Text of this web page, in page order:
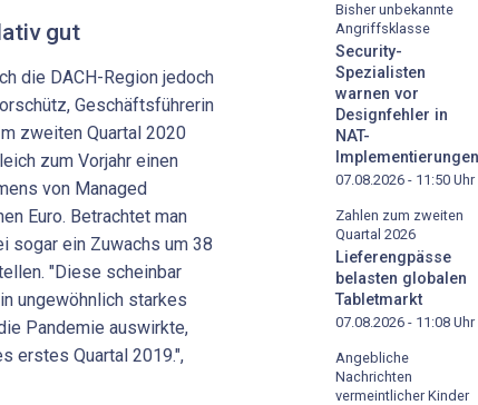
gut
die DACH-Region jedoch
Geschäftsführerin
zweiten Quartal 2020
zum Vorjahr einen
von Managed
Euro. Betrachtet man
sogar ein Zuwachs um 38
"Diese scheinbar
ungewöhnlich starkes
Pandemie auswirkte,
erstes Quartal 2019.",
Bisher unbekannte
Angriffsklasse
Security-
Spezialisten
warnen vor
Designfehler in
NAT-
Implementierungen
07.08.2026 - 11:50 Uhr
Zahlen zum zweiten
Quartal 2026
Lieferengpässe
belasten globalen
Tabletmarkt
07.08.2026 - 11:08 Uhr
Angebliche
Nachrichten
vermeintlicher Kinder